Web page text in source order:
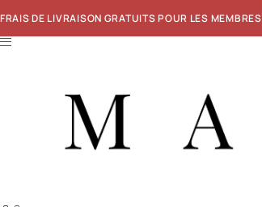
FRAIS DE LIVRAISON GRATUITS POUR LES MEMBRES